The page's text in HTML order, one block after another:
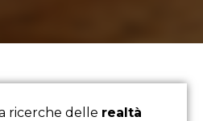
ricerche delle realtà